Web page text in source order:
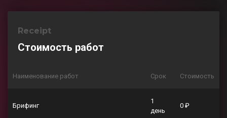
Receipt
Стоимость работ
Наименование работ Срок Стоимость
Брифинг
1
день
0 ₽